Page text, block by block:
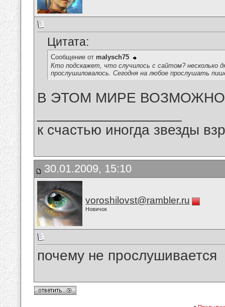
Цитата:
Сообщение от malysch75
Кто подскажет, что случилось с сайтом? несколько
прослушиловалось. Сегодня на любое прослушать
В ЭТОМ МИРЕ
к счастью иногда звезды
30.01.2009, 15:10
voroshilovst@rambler.ru
Новичок
почему не прослушивается